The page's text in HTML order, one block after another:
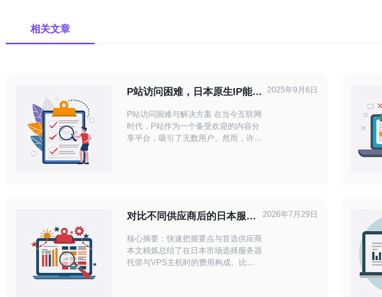
相关文章
P站访问困难，日本原生IP能否
P站访问困难与解决方案 在当今互联网
时代，P站作为一个备受欢迎的内容分
享平台，吸引了无数用户。然而，许多
3. 使用日本原生IP的潜在
2025年9月6日
对比不同供应商后的日本服务
核心摘要：快速把握要点与首选供应商
本文精炼总结了在日本市场选择服务器
托管与VPS主机时的费用构成、比较
2026年7月29日